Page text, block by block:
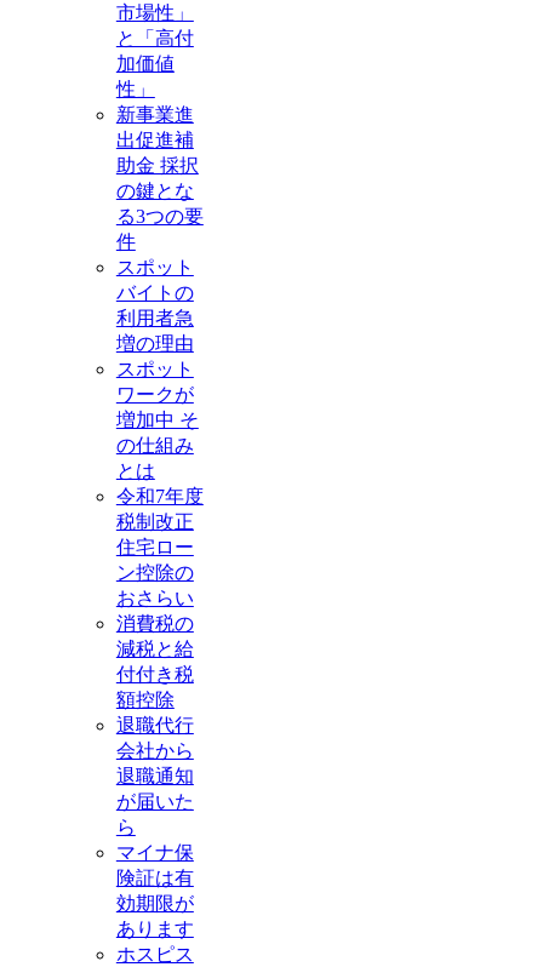
市場性」
と「高付
加価値
性」
新事業進
出促進補
助金 採択
の鍵とな
る3つの要
件
スポット
バイトの
利用者急
増の理由
スポット
ワークが
増加中 そ
の仕組み
とは
令和7年度
税制改正
住宅ロー
ン控除の
おさらい
消費税の
減税と給
付付き税
額控除
退職代行
会社から
退職通知
が届いた
ら
マイナ保
険証は有
効期限が
あります
ホスピス